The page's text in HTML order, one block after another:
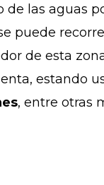
las aguas
puede
de esta
estando
, entre otras